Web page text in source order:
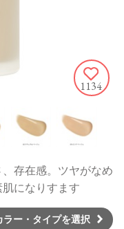
1134
存在感。ツヤがなめ
になりすます
ラー・タイプを選択